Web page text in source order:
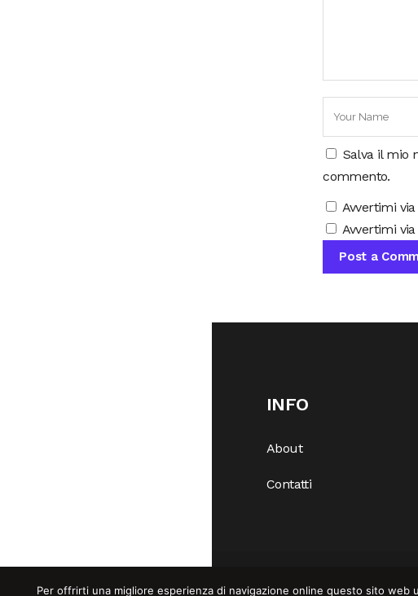
Salva il mio
commento.
Avvertimi
Avvertimi
INFO
About
Contatti
Per offrirti una migliore esperienza di navigazione online questo sito web